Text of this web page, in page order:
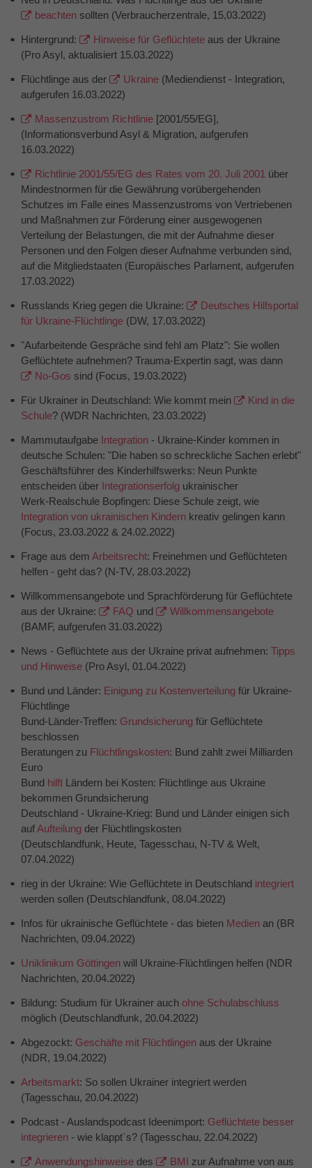
beachten sollten (Verbraucherzentrale, 15,03.2022)
Hintergrund: Hinweise für Geflüchtete aus der Ukraine
(Pro Asyl, aktualisiert 15.03.2022)
Flüchtlinge aus der Ukraine (Mediendienst - Integration,
aufgerufen 16.03.2022)
Massenzustrom Richtlinie [2001/55/EG],
(Informationsverbund Asyl & Migration, aufgerufen
16.03.2022)
Richtlinie 2001/55/EG des Rates vom 20. Juli 2001 über
Mindestnormen für die Gewährung vorübergehenden
Schutzes im Falle eines Massenzustroms von Vertriebenen
und Maßnahmen zur Förderung einer ausgewogenen
Verteilung der Belastungen, die mit der Aufnahme dieser
Personen und den Folgen dieser Aufnahme verbunden sind,
auf die Mitgliedstaaten (Europäisches Parlament, aufgerufen
17.03.2022)
Russlands Krieg gegen die Ukraine:
Deutsches Hilfsportal
für Ukraine-Flüchtlinge (DW, 17.03.2022)
"Aufarbeitende Gespräche sind fehl am Platz": Sie wollen
Geflüchtete aufnehmen? Trauma-Expertin sagt, was dann
No-Gos sind (Focus, 19.03.2022)
Für Ukrainer in Deutschland: Wie kommt mein
Kind in die
Schule? (WDR Nachrichten, 23.03.2022)
Mammutaufgabe Integration - Ukraine-Kinder kommen in
deutsche Schulen: "Die haben so schreckliche Sachen erlebt"
Geschäftsführer des Kinderhilfswerks: Neun Punkte
entscheiden über Integrationserfolg ukrainischer
Werk-Realschule Bopfingen: Diese Schule zeigt, wie
Integration von ukrainischen Kindern kreativ gelingen kann
(Focus, 23.03.2022 & 24.02.2022)
Frage aus dem Arbeitsrecht: Freinehmen und Geflüchteten
helfen - geht das? (N-TV, 28.03.2022)
Willkommensangebote und Sprachförderung für Geflüchtete
aus der Ukraine:
FAQ und
Willkommensangebote
(BAMF, aufgerufen 31.03.2022)
News - Geflüchtete aus der Ukraine privat aufnehmen: Tipps
und Hinweise (Pro Asyl, 01.04.2022)
Bund und Länder: Einigung zu Kostenverteilung für Ukraine-
Flüchtlinge
Bund-Länder-Treffen: Grundsicherung für Geflüchtete
beschlossen
Beratungen zu Flüchtlingskosten: Bund zahlt zwei Milliarden
Euro
Bund hilft Ländern bei Kosten: Flüchtlinge aus Ukraine
bekommen Grundsicherung
Deutschland - Ukraine-Krieg: Bund und Länder einigen sich
aufAufteilung der Flüchtlingskosten
(Deutschlandfunk, Heute, Tagesschau, N-TV & Welt,
07.04.2022)
rieg in der Ukraine: Wie Geflüchtete in Deutschland integriert
werden sollen (Deutschlandfunk, 08.04.2022)
Infos für ukrainische Geflüchtete - das bieten Medien an (BR
Nachrichten, 09.04.2022)
Uniklinikum Göttingen will Ukraine-Flüchtlingen helfen (NDR
Nachrichten, 20.04.2022)
Bildung: Studium für Ukrainer auch ohne Schulabschluss
möglich (Deutschlandfunk, 20.04.2022)
Abgezockt: Geschäfte mit Flüchtlingen aus der Ukraine
(NDR, 19.04.2022)
Arbeitsmarkt: So sollen Ukrainer integriert werden
(Tagesschau, 20.04.2022)
Podcast - Auslandspodcast Ideenimport: Geflüchtete besser
integrieren - wie klappt`s? (Tagesschau, 22.04.2022)
Anwendungshinweise des BMI zur Aufnahme von aus